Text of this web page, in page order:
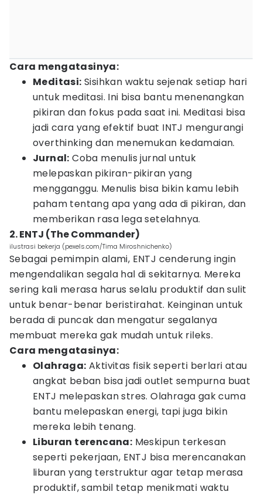
Cara mengatasinya:
Meditasi: Sisihkan waktu sejenak setiap hari
untuk meditasi. Ini bisa bantu menenangkan
pikiran dan fokus pada saat ini. Meditasi bisa
jadi cara yang efektif buat INTJ mengurangi
overthinking dan menemukan kedamaian.
Jurnal: Coba menulis jurnal untuk
melepaskan pikiran-pikiran yang
mengganggu. Menulis bisa bikin kamu lebih
paham tentang apa yang ada di pikiran, dan
memberikan rasa lega setelahnya.
2. ENTJ (The Commander)
ilustrasi bekerja (pexels.com/Tima Miroshnichenko)
Sebagai pemimpin alami, ENTJ cenderung ingin
mengendalikan segala hal di sekitarnya. Mereka
sering kali merasa harus selalu produktif dan sulit
untuk benar-benar beristirahat. Keinginan untuk
berada di puncak dan mengatur segalanya
membuat mereka gak mudah untuk rileks.
Cara mengatasinya:
Olahraga: Aktivitas fisik seperti berlari atau
angkat beban bisa jadi outlet sempurna buat
ENTJ melepaskan stres. Olahraga gak cuma
bantu melepaskan energi, tapi juga bikin
mereka lebih tenang.
Liburan terencana: Meskipun terkesan
seperti pekerjaan, ENTJ bisa merencanakan
liburan yang terstruktur agar tetap merasa
produktif, sambil tetap menikmati waktu